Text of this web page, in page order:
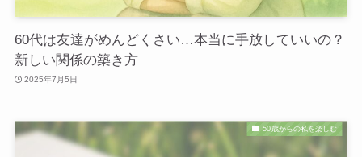
60代は友達がめんどくさい…本当に手放していいの？
新しい関係の築き方
2025年7月5日
50歳からの私を楽しむ